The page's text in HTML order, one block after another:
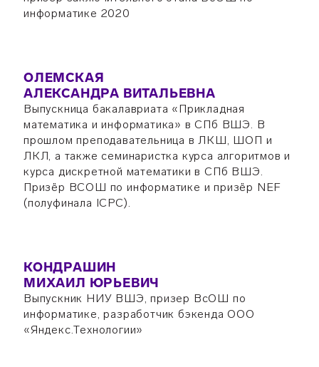
информатике 2020
ОЛЕМСКАЯ
АЛЕКСАНДРА ВИТАЛЬЕВНА
Выпускница бакалавриата «Прикладная
математика и информатика» в СПб ВШЭ. В
прошлом преподавательница в ЛКШ, ШОП и
ЛКЛ, а также семинаристка курса алгоритмов и
курса дискретной математики в СПб ВШЭ.
Призёр ВСОШ по информатике и призёр NEF
(полуфинала ICPC).
КОНДРАШИН
МИХАИЛ ЮРЬЕВИЧ
Выпускник НИУ ВШЭ, призер ВсОШ по
информатике, разработчик бэкенда ООО
«Яндекс.Технологии»